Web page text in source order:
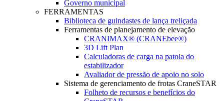
Governo municipal
FERRAMENTAS
Biblioteca de guindastes de lança treliçada
Ferramentas de planejamento de elevação
CRANIMAX® (CRANEbee®)
3D Lift Plan
Calculadoras de carga na patola do
estabilizador
Avaliador de pressão de apoio no solo
Sistema de gerenciamento de frotas CraneSTAR
Folheto de recursos e benefícios do